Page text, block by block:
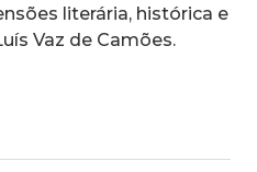
literária, histórica e
Vaz de Camões.